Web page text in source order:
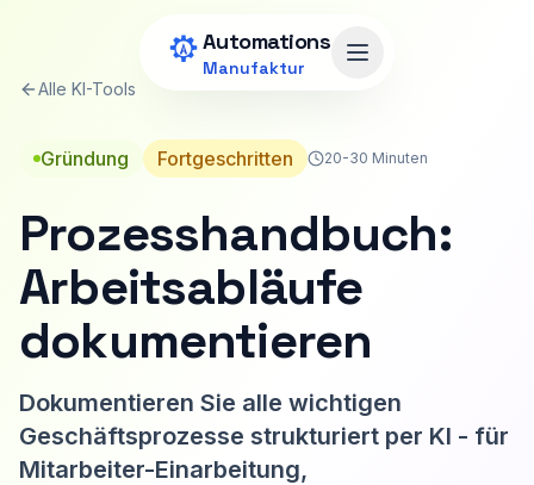
Automations
Manufaktur Menü öffnen
Alle KI-Tools
Gründung Fortgeschritten 20-30 Minuten
Prozesshandbuch:
Arbeitsabläufe
dokumentieren
Dokumentieren Sie alle wichtigen
Geschäftsprozesse strukturiert per KI - für
Mitarbeiter-Einarbeitung,